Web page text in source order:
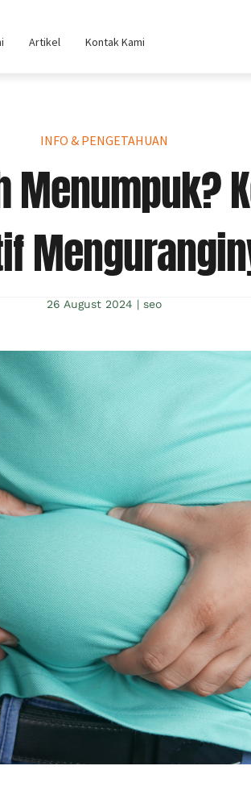
Artikel Kontak Kami
INFO & PENGETAHUAN
Menumpuk?
26 August 2024 | seo